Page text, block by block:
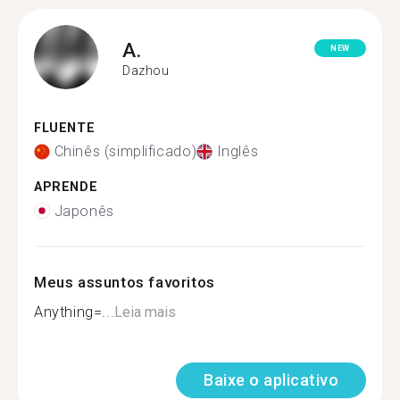
A.
Dazhou
NEW
FLUENTE
Chinês (simplificado) Inglês
APRENDE
Japonês
Meus assuntos favoritos
Anything=... Leia mais
Baixe o aplicativo